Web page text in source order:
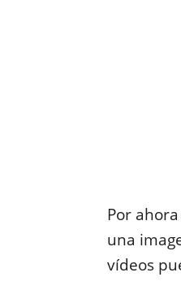
Por
una
vídeos